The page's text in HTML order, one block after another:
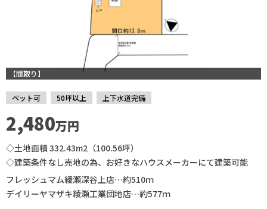
【間取り】
ペット可 50坪以上 上下水道完備
2,480万円
◇土地面積 332.43m2（100.56坪）
◇建築条件なし売地の為、お好きなハウスメーカーにて建築可能
フレッシュマム綾瀬深谷上店…約510ｍ
デイリーヤマザキ綾瀬工業団地店…約577ｍ